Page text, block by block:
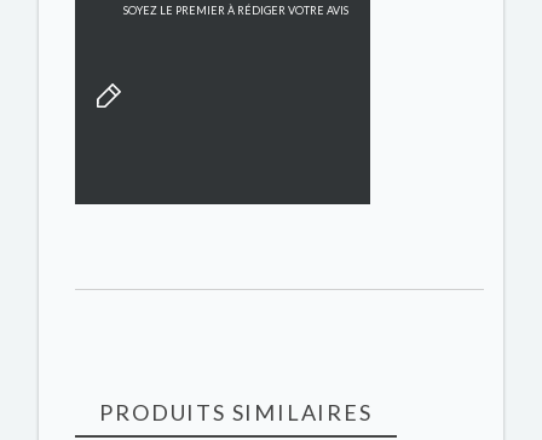
SOYEZ LE PREMIER À RÉDIGER VOTRE AVIS
PRODUITS SIMILAIRES